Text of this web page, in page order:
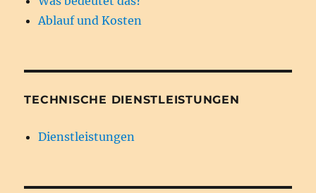
Ablauf und Kosten
TECHNISCHE DIENSTLEISTUNGEN
Dienstleistungen